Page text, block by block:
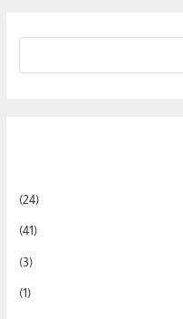
(24)
(41)
(3)
(1)